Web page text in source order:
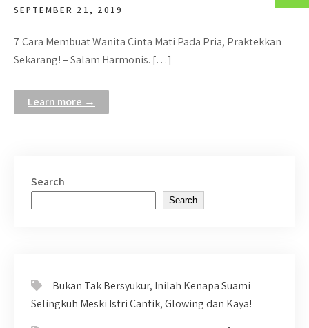
SEPTEMBER 21, 2019
7 Cara Membuat Wanita Cinta Mati Pada Pria, Praktekkan
Sekarang! – Salam Harmonis. […]
Learn more →
Search
Search
Bukan Tak Bersyukur, Inilah Kenapa Suami
Selingkuh Meski Istri Cantik, Glowing dan Kaya!